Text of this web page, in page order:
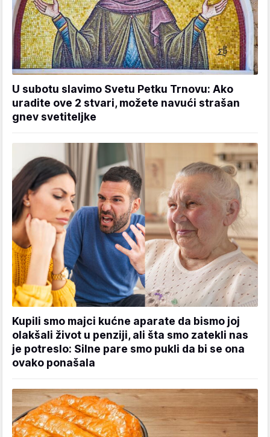
U subotu slavimo Svetu Petku Trnovu: Ako
uradite ove 2 stvari, možete navući strašan
gnev svetiteljke
Kupili smo majci kućne aparate da bismo joj
olakšali život u penziji, ali šta smo zatekli nas
je potreslo: Silne pare smo pukli da bi se ona
ovako ponašala